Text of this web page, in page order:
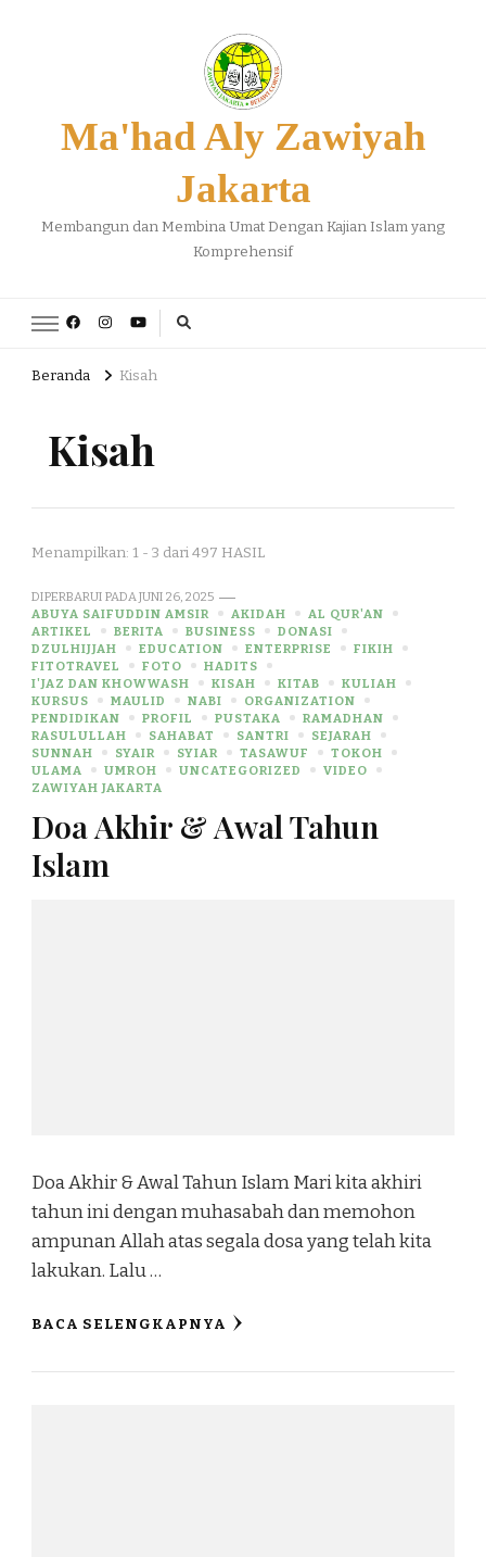
Ma'had Aly Zawiyah
Jakarta
Membangun dan Membina Umat Dengan Kajian Islam yang
Komprehensif
Beranda Kisah
Kisah
Menampilkan: 1 - 3 dari 497 HASIL
DIPERBARUI PADAJUNI 26, 2025
ABUYA SAIFUDDIN AMSIR
AKIDAH
AL QUR'AN
ARTIKEL
BERITA BUSINESS
DONASI
DZULHIJJAH
EDUCATION ENTERPRISE
FIKIH
FITOTRAVEL
FOTO
HADITS
I'JAZ DAN KHOWWASH
KISAH KITAB
KULIAH
KURSUS
MAULID NABI
ORGANIZATION
PENDIDIKAN
PROFIL PUSTAKA
RAMADHAN
RASULULLAH
SAHABAT SANTRI
SEJARAH
SUNNAH
SYAIR SYIAR TASAWUF
TOKOH
ULAMA
UMROH UNCATEGORIZED
VIDEO
ZAWIYAH JAKARTA
Doa Akhir & Awal Tahun
Islam
Doa Akhir & Awal Tahun Islam Mari kita akhiri
tahun ini dengan muhasabah dan memohon
ampunan Allah atas segala dosa yang telah kita
lakukan. Lalu …
BACA SELENGKAPNYA